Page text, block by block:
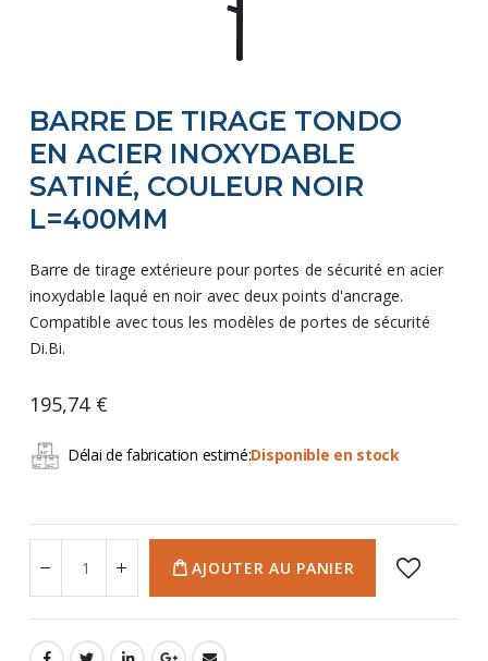
to
the
beginning
of
the
BARRE DE TIRAGE TONDO
EN ACIER INOXYDABLE
SATINÉ, COULEUR NOIR
L=400MM
Barre de tirage extérieure pour portes de sécurité en acier
inoxydable laqué en noir avec deux points d'ancrage.
Compatible avec tous les modèles de portes de sécurité
Di.Bi.
195,74 €
Délai de fabrication estimé:Disponible en stock
AJOUTER AU PANIER